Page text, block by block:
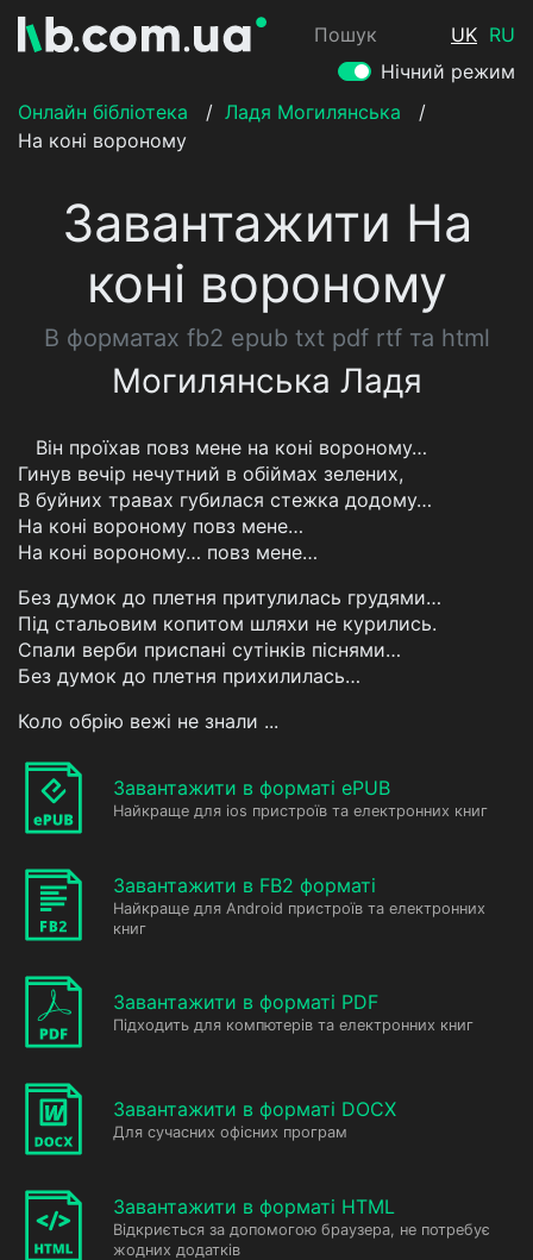
Пошук UK RU
Нічний режим
Онлайн бібліотека
/ Ладя Могилянська
/
На коні вороному
Завантажити На
коні вороному
В форматах fb2 epub txt pdf rtf та html
Могилянська Ладя
Він проїхав повз мене на коні вороному…
Гинув вечір нечутний в обіймах зелених,
В буйних травах губилася стежка додому…
На коні вороному повз мене…
На коні вороному… повз мене…
Без думок до плетня притулилась грудями…
Під стальовим копитом шляхи не курились.
Спали верби приспані сутінків піснями…
Без думок до плетня прихилилась…
Коло обрію вежі не знали ...
Завантажити в форматі ePUB
Найкраще для ios пристроїв та електронних книг
Завантажити в FB2 форматі
Найкраще для Android пристроїв та електронних
книг
Завантажити в форматі PDF
Підходить для компютерів та електронних книг
Завантажити в форматі DOCX
Для сучасних офісних програм
Завантажити в форматі HTML
Відкриється за допомогою браузера, не потребує
жодних додатків